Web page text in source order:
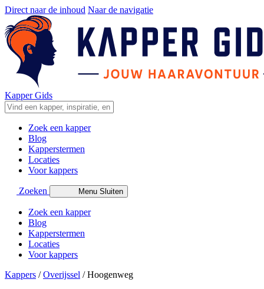
Direct naar de inhoud Naar de navigatie
Kapper Gids
Zoek een kapper
Blog
Kapperstermen
Locaties
Voor kappers
Zoeken Menu Sluiten
Zoek een kapper
Blog
Kapperstermen
Locaties
Voor kappers
Kappers /Overijssel /Hoogenweg